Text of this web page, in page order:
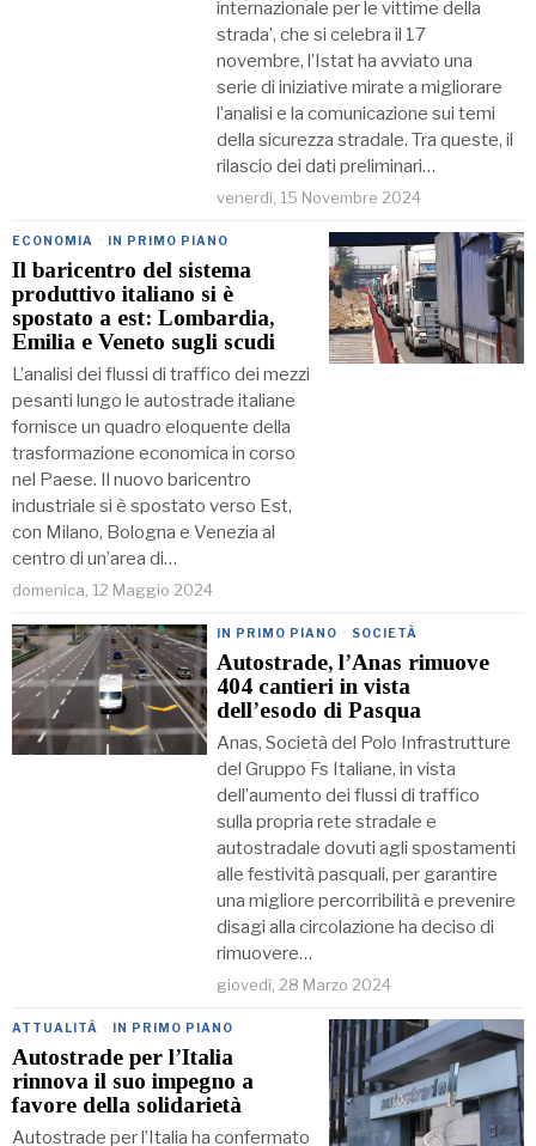
internazionale per le vittime della
strada’, che si celebra il 17
novembre, l’Istat ha avviato una
serie di iniziative mirate a migliorare
l’analisi e la comunicazione sui temi
della sicurezza stradale. Tra queste, il
rilascio dei dati preliminari…
venerdì, 15 Novembre 2024
ECONOMIA · IN PRIMO PIANO
Il baricentro del sistema
produttivo italiano si è
spostato a est: Lombardia,
Emilia e Veneto sugli scudi
L’analisi dei flussi di traffico dei mezzi
pesanti lungo le autostrade italiane
fornisce un quadro eloquente della
trasformazione economica in corso
nel Paese. Il nuovo baricentro
industriale si è spostato verso Est,
con Milano, Bologna e Venezia al
centro di un’area di…
domenica, 12 Maggio 2024
IN PRIMO PIANO · SOCIETÀ
Autostrade, l’Anas rimuove
404 cantieri in vista
dell’esodo di Pasqua
Anas, Società del Polo Infrastrutture
del Gruppo Fs Italiane, in vista
dell’aumento dei flussi di traffico
sulla propria rete stradale e
autostradale dovuti agli spostamenti
alle festività pasquali, per garantire
una migliore percorribilità e prevenire
disagi alla circolazione ha deciso di
rimuovere…
giovedì, 28 Marzo 2024
ATTUALITÀ · IN PRIMO PIANO
Autostrade per l’Italia
rinnova il suo impegno a
favore della solidarietà
Autostrade per l’Italia ha confermato